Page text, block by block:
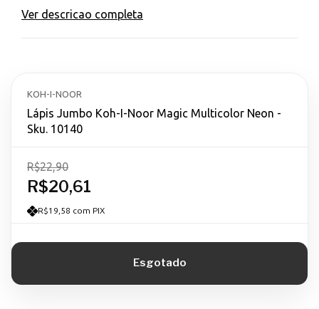
Ver descricao completa
KOH-I-NOOR
Lápis Jumbo Koh-I-Noor Magic Multicolor Neon -
Sku. 10140
R$20,61
R$22,90
R$19,58 com PIX